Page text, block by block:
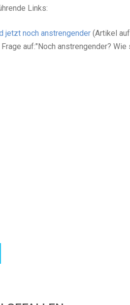
Links:
jetzt noch anstrengender (Artikel
auf:"Noch anstrengender?